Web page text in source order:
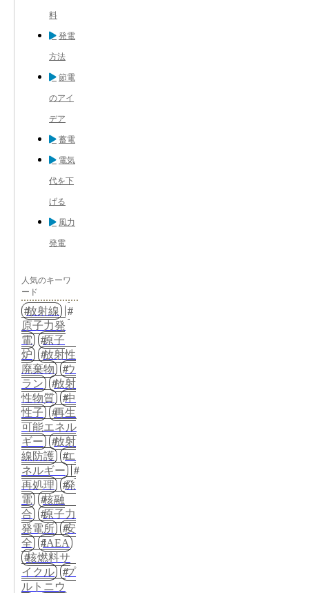
料
発電
方法
節電
のアイ
デア
蓄電
電気
代を下
げる
風力
発電
人気のキーワ
ード
放射線
原子力発
電
原子
炉
放射性
廃棄物
ウ
ラン
放射
性物質
中
性子
再生
可能エネル
ギー
放射
線防護
エ
ネルギー
再処理
発
電
核融
合
原子力
発電所
安
全
IAEA
核燃料サ
イクル
プ
ルトニウ